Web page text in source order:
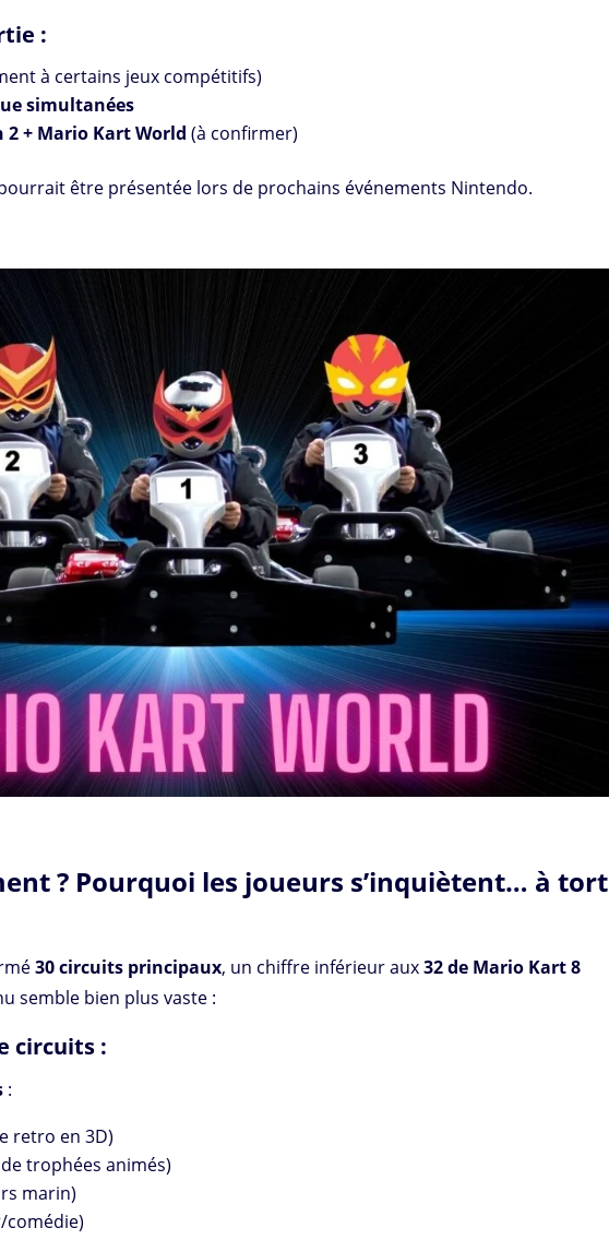
:
à certains jeux compétitifs)
simultanées
+ Mario Kart World (à confirmer)
être présentée lors de prochains événements Nintendo.
? Pourquoi les joueurs s’inquiètent… à tort
30 circuits principaux, un chiffre inférieur aux32 de Mario Kart 8
semble bien plus vaste :
circuits :
:
retro en 3D)
trophées animés)
marin)